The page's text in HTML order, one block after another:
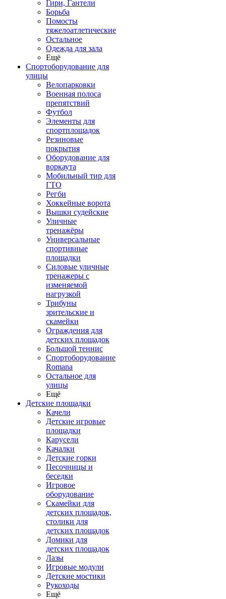
Гири, Гантели
Борьба
Помосты
тяжелоатлетические
Остальное
Одежда для зала
Ещё
Спортоборудование для
улицы
Велопарковки
Военная полоса
препятствий
Футбол
Элементы для
спортплощадок
Резиновые
покрытия
Оборудование для
воркаута
Мобильный тир для
ГТО
Регби
Хоккейные ворота
Вышки судейские
Уличные
тренажёры
Универсальные
спортивные
площадки
Силовые уличные
тренажеры с
изменяемой
нагрузкой
Трибуны
зрительские и
скамейки
Ограждения для
детских площадок
Большой теннис
Спортоборудование
Romana
Остальное для
улицы
Ещё
Детские площадки
Качели
Детские игровые
площадки
Карусели
Качалки
Детские горки
Песочницы и
беседки
Игровое
оборудование
Скамейки для
детских площадок,
столики для
детских площадок
Домики для
детских площадок
Лазы
Игровые модули
Детские мостики
Рукоходы
Ещё